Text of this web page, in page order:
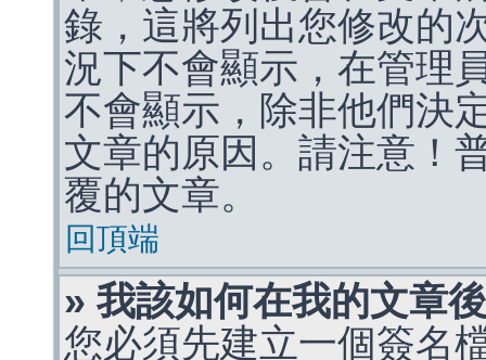
錄，這將列出您修改的
況下不會顯示，在管理
不會顯示，除非他們決
文章的原因。請注意！
覆的文章。
回頂端
» 我該如何在我的文章
您必須先建立一個簽名